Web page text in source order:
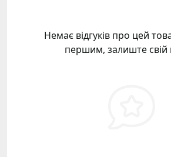
Немає відгуків про цей
першим, залиште свій